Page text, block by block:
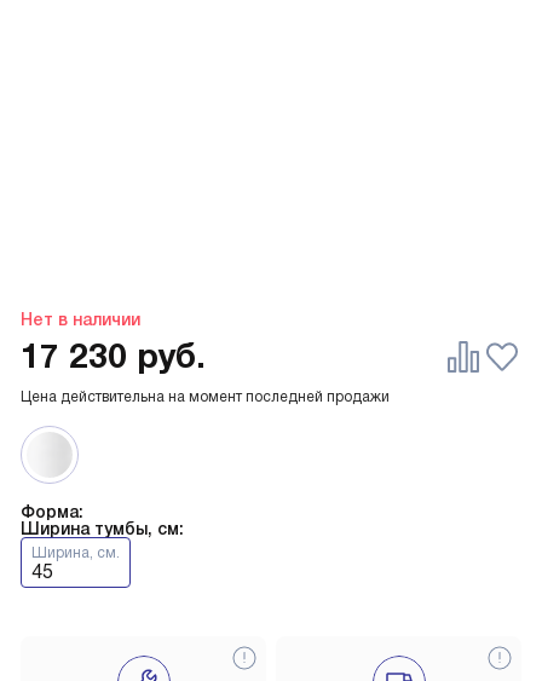
Нет в наличии
Форма:
Ширина тумбы, см:
Ширина, см.
45
Цена действительна на момент последней продажи
17 230 руб.